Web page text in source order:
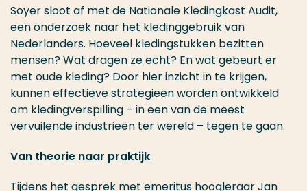
Soyer sloot af met de Nationale Kledingkast Audit,
een onderzoek naar het kledinggebruik van
Nederlanders. Hoeveel kledingstukken bezitten
mensen? Wat dragen ze echt? En wat gebeurt er
met oude kleding? Door hier inzicht in te krijgen,
kunnen effectieve strategieën worden ontwikkeld
om kledingverspilling – in een van de meest
vervuilende industrieën ter wereld – tegen te gaan.
Van theorie naar praktijk
Tijdens het gesprek met emeritus hoogleraar Jan